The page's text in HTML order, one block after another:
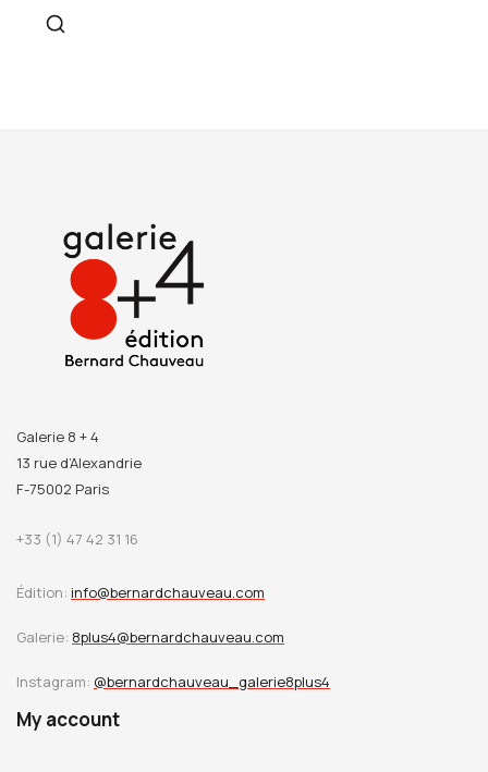
Galerie 8 + 4
13 rue d’Alexandrie
F-75002 Paris
+33 (1) 47 42 31 16
Édition: info@bernardchauveau.com
Galerie: 8plus4@bernardchauveau.com
Instagram: @bernardchauveau_galerie8plus4
My account